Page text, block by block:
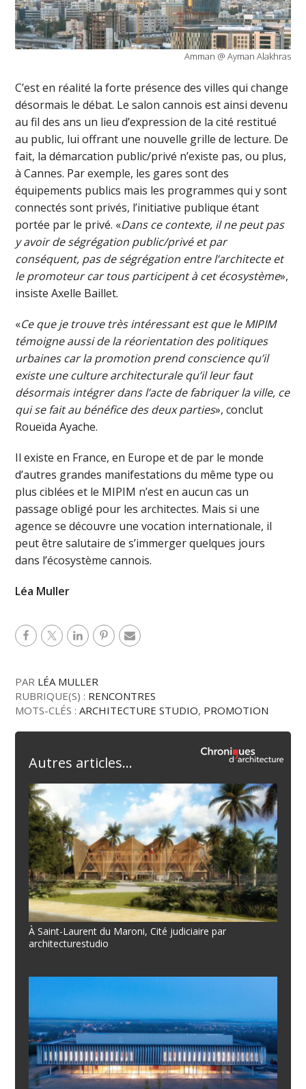
Amman @ Ayman Alakhras
C’est en réalité la forte présence des villes qui change
désormais le débat. Le salon cannois est ainsi devenu
au fil des ans un lieu d’expression de la cité restitué
au public, lui offrant une nouvelle grille de lecture. De
fait, la démarcation public/privé n’existe pas, ou plus,
à Cannes. Par exemple, les gares sont des
équipements publics mais les programmes qui y sont
connectés sont privés, l’initiative publique étant
portée par le privé. «Dans ce contexte, il ne peut pas
y avoir de ségrégation public/privé et par
conséquent, pas de ségrégation entre l’architecte et
le promoteur car tous participent à cet écosystème»,
insiste Axelle Baillet.
«Ce que je trouve très intéressant est que le MIPIM
témoigne aussi de la réorientation des politiques
urbaines car la promotion prend conscience qu’il
existe une culture architecturale qu’il leur faut
désormais intégrer dans l’acte de fabriquer la ville, ce
qui se fait au bénéfice des deux parties», conclut
Roueïda Ayache.
Il existe en France, en Europe et de par le monde
d’autres grandes manifestations du même type ou
plus ciblées et le MIPIM n’est en aucun cas un
passage obligé pour les architectes. Mais si une
agence se découvre une vocation internationale, il
peut être salutaire de s’immerger quelques jours
dans l’écosystème cannois.
Léa Muller
PAR LÉA MULLER
RUBRIQUE(S) : RENCONTRES
MOTS-CLÉS :ARCHITECTURE STUDIO, PROMOTION
Autres articles...
À Saint-Laurent du Maroni, Cité judiciaire par
architecturestudio